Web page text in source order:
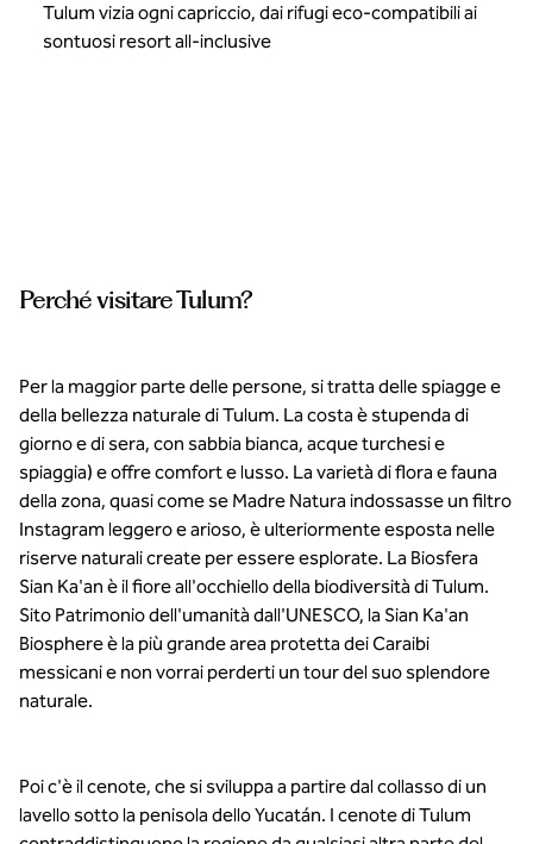
Tulum vizia ogni capriccio, dai rifugi eco-compatibili ai
sontuosi resort all-inclusive
rilassati.
Perché visitare Tulum?
Per la maggior parte delle persone, si tratta delle spiagge e
della bellezza naturale di Tulum. La costa è stupenda di
giorno e di sera, con sabbia bianca, acque turchesi e
spiaggia) e offre comfort e lusso. La varietà di flora e fauna
della zona, quasi come se Madre Natura indossasse un filtro
Instagram leggero e arioso, è ulteriormente esposta nelle
riserve naturali create per essere esplorate. La Biosfera
Sian Ka'an è il fiore all'occhiello della biodiversità di Tulum.
Sito Patrimonio dell'umanità dall'UNESCO, la Sian Ka'an
Biosphere è la più grande area protetta dei Caraibi
messicani e non vorrai perderti un tour del suo splendore
naturale.
Poi c'è il cenote, che si sviluppa a partire dal collasso di un
lavello sotto la penisola dello Yucatán. I cenote di Tulum